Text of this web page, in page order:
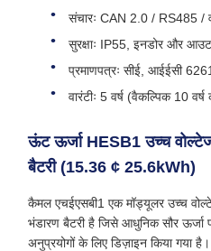
संचारः CAN 2.0 / RS485 /
सुरक्षाः IP55, इनडोर और
प्रमाणपत्रः सीई, आईईसी
वारंटीः 5 वर्ष (वैकल्पिक 10 वर्ष
ऊंट ऊर्जा HESB1 उच्च
बैटरी (15.36 ¢ 25.6kWh)
कैमल एचईएसबी1 एक मॉड्यूलर उच्च
भंडारण बैटरी है जिसे आधुनिक सौर
अनुप्रयोगों के लिए डिज़ाइन किया